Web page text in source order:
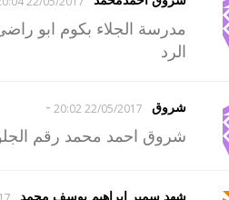
مدرسة الجلاء بكوم ابو
الرد
شروق 22/05/2017 20:02
-
شروق احمد محمد رقم
شهد سمير ابراهيم يوسف محمد